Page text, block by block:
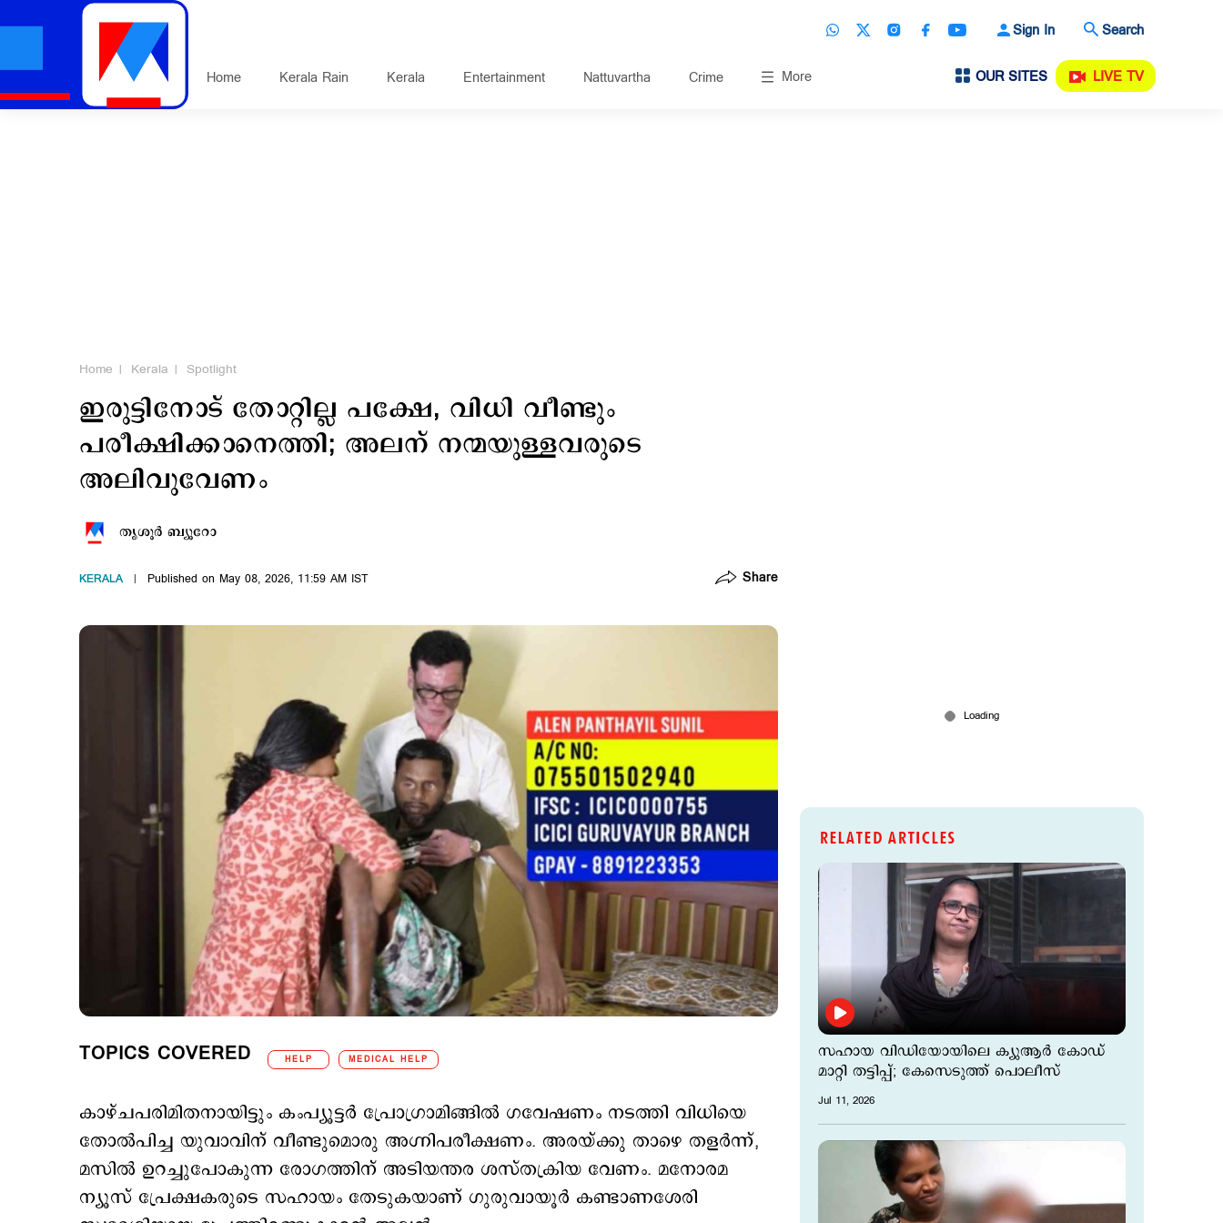
Sign In Search
Home Kerala Rain Kerala Entertainment Nattuvartha Crime More OUR SITES LIVE TV
Home Kerala Spotlight
ഇരുട്ടിനോട് തോറ്റില്ല പക്ഷേ, വിധി വീണ്ടും
പരീക്ഷിക്കാനെത്തി; അലന് നന്മയുള്ളവരുടെ
അലിവുവേണം
തൃശൂര്‍ ബ്യൂറോ
KERALA Published on May 08, 2026, 11:59 AM IST Share
TOPICS COVERED HELP MEDICAL HELP
കാഴ്ചപരിമിതനായിട്ടും കംപ്യൂട്ടര്‍ പ്രോഗ്രാമിങ്ങില്‍ ഗവേഷണം നടത്തി വിധിയെ
തോല്‍പിച്ച യുവാവിന് വീണ്ടുമൊരു അഗ്നിപരീക്ഷണം. അരയ്ക്കു താഴെ തളര്‍ന്ന്,
മസില്‍ ഉറച്ചുപോകുന്ന രോഗത്തിന് അടിയന്തര ശസ്തക്രിയ വേണം. മനോരമ
ന്യൂസ് പ്രേക്ഷകരുടെ സഹായം തേടുകയാണ് ഗുരുവായൂര്‍ കണ്ടാണശേരി
RELATED ARTICLES
സഹായ വിഡിയോയിലെ ക്യുആര്‍ കോഡ്
മാറ്റി തട്ടിപ്പ്; കേസെടുത്ത് പൊലീസ്
Jul 11, 2026